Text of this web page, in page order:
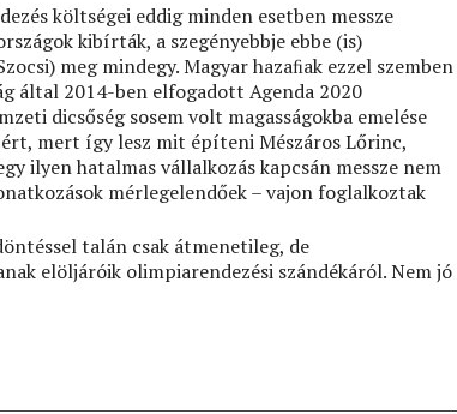
költségei eddig minden esetben messze
kibírták, a szegényebbje ebbe (is)
meg mindegy. Magyar hazaﬁak ezzel szemben
által 2014-ben elfogadott Agenda 2020
dicsőség sosem volt magasságokba emelése
mert így lesz mit építeni Mészáros Lőrinc,
ilyen hatalmas vállalkozás kapcsán messze nem
mérlegelendőek – vajon foglalkoztak
talán csak átmenetileg, de
elöljáróik olimpiarendezési szándékáról. Nem jó